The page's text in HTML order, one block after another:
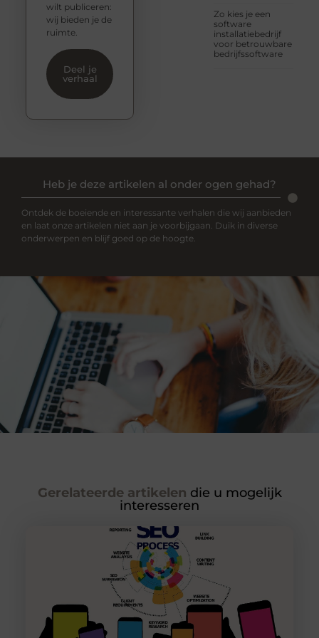
Zo kies je een
software
installatiebedrijf
voor betrouwbare
bedrijfssoftware
wilt publiceren:
wij bieden je de
ruimte.
Deel je
verhaal
Heb je deze artikelen al onder ogen gehad?
Ontdek de boeiende en interessante verhalen die wij aanbieden
en laat onze artikelen niet aan je voorbijgaan. Duik in diverse
onderwerpen en blijf goed op de hoogte.
Gerelateerde artikelen die u mogelijk
interesseren